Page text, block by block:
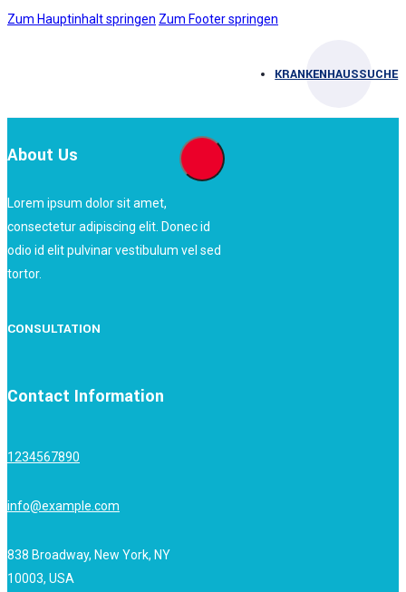
Zum Hauptinhalt springen Zum Footer springen
KRANKENHAUSSUCHE
About Us
Lorem ipsum dolor sit amet,
consectetur adipiscing elit. Donec id
odio id elit pulvinar vestibulum vel sed
tortor.
CONSULTATION
Contact Information
1234567890
info@example.com
838 Broadway, New York, NY
10003, USA